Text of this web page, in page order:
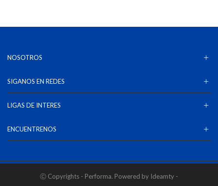
NOSOTROS
SIGANOS EN REDES
LIGAS DE INTERES
ENCUENTRENOS
Ⓒ Copyrights - Performa. Powered by Ideamty -